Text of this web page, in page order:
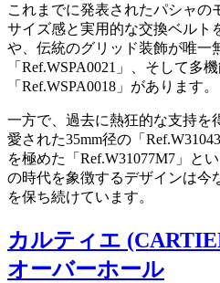
これまでに発表されたパシャの
サイズ感と実用的な交換ベルト
や、伝統のグリッド装飾が唯一
「Ref.WSPA0021」、そして多
「Ref.WSPA0018」があります。
一方で、過去に熱狂的な支持を
愛された35mm径の「
を極めた「Ref.W31077M7」と
の時代を象徴するデザインは今
を保ち続けています。
カルティエ
オーバーホール